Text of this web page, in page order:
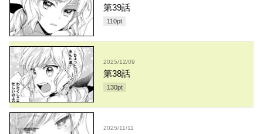
第39話
110pt
2025/12/09
第38話
130pt
2025/11/11